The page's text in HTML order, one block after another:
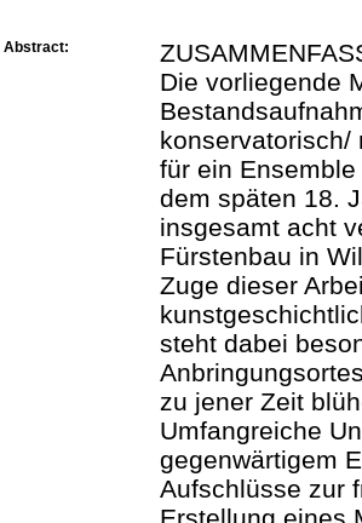
Abstract:
Die vorliegende
konservatorisch/
für ein
dem späten 18.
insgesamt acht
Fürstenbau in
Zuge dieser
steht dabei
zu jener Zeit
Umfangreiche
gegenwärtigem
Aufschlüsse zur
Erstellung eines